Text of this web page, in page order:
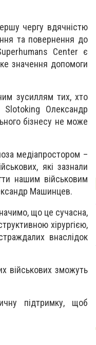
чергу вдячністю
та повернення до
Center є
значення допомоги
зусиллям тих, хто
Slotoking Олександр
бізнесу не може
медіапростором –
які зазнали
нашим військовим
Машинцев.
що це сучасна,
хірургією,
внаслідок
військових зможуть
підтримку, щоб